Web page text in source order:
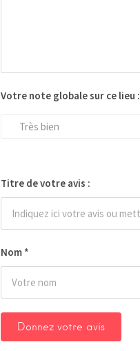
Nom *
Votre note globale sur ce lieu :
Très bien
Titre de votre avis :